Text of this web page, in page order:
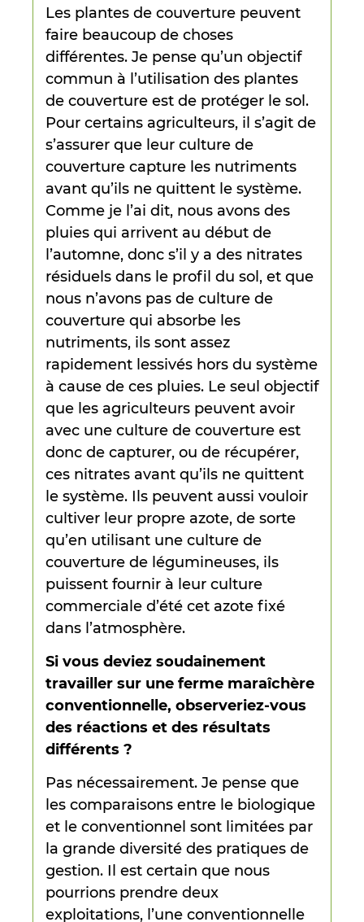
Les plantes de couverture peuvent
faire beaucoup de choses
différentes. Je pense qu’un objectif
commun à l’utilisation des plantes
de couverture est de protéger le sol.
Pour certains agriculteurs, il s’agit de
s’assurer que leur culture de
couverture capture les nutriments
avant qu’ils ne quittent le système.
Comme je l’ai dit, nous avons des
pluies qui arrivent au début de
l’automne, donc s’il y a des nitrates
résiduels dans le profil du sol, et que
nous n’avons pas de culture de
couverture qui absorbe les
nutriments, ils sont assez
rapidement lessivés hors du système
à cause de ces pluies. Le seul objectif
que les agriculteurs peuvent avoir
avec une culture de couverture est
donc de capturer, ou de récupérer,
ces nitrates avant qu’ils ne quittent
le système. Ils peuvent aussi vouloir
cultiver leur propre azote, de sorte
qu’en utilisant une culture de
couverture de légumineuses, ils
puissent fournir à leur culture
commerciale d’été cet azote fixé
dans l’atmosphère.
Si vous deviez soudainement
travailler sur une ferme maraîchère
conventionnelle, observeriez-vous
des réactions et des résultats
différents ?
Pas nécessairement. Je pense que
les comparaisons entre le biologique
et le conventionnel sont limitées par
la grande diversité des pratiques de
gestion. Il est certain que nous
pourrions prendre deux
exploitations, l’une conventionnelle